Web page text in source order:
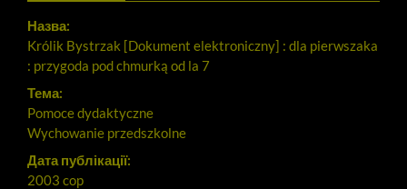
Назва:
Królik Bystrzak [Dokument elektroniczny] : dla pierwszaka
: przygoda pod chmurką od la 7
Тема:
Pomoce dydaktyczne
Wychowanie przedszkolne
Дата публікації:
2003 cop